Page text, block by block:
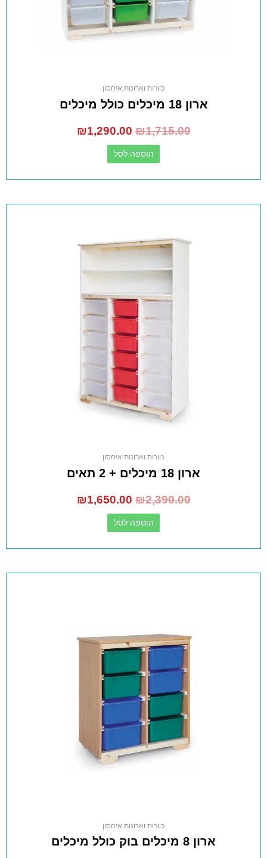
כוורות וארונות איחסון
ארון 18 מיכלים כולל מיכלים
₪1,715.00
₪1,290.00
הוספה לסל
כוורות וארונות איחסון
ארון 18 מיכלים + 2 תאים
₪2,390.00
₪1,650.00
הוספה לסל
כוורות וארונות איחסון
ארון 8 מיכלים בוק כולל מיכלים